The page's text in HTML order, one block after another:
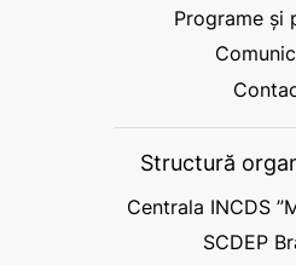
Programe și
Structură
Centrala INCDS
SCDEP